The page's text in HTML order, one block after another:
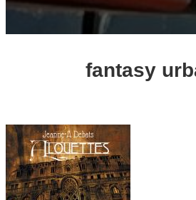
r
fantasy